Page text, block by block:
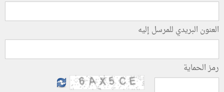
العنون البريدي للمرسل إليه
رمز الحماية